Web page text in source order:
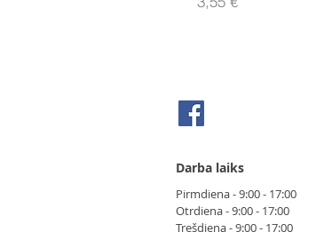
Darba laiks
Pirmdiena - 9:00 - 17:00
Otrdiena - 9:00 - 17:00
Trešdiena - 9:00 - 17:00